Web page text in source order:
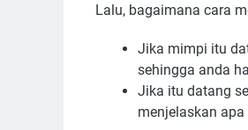
Lalu, bagaimana cara
Jika mimpi itu
sehingga anda
Jika itu datang
menjelaskan